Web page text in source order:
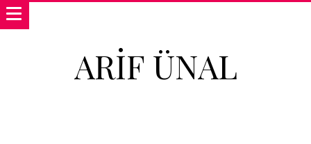
ARIF ÜNAL